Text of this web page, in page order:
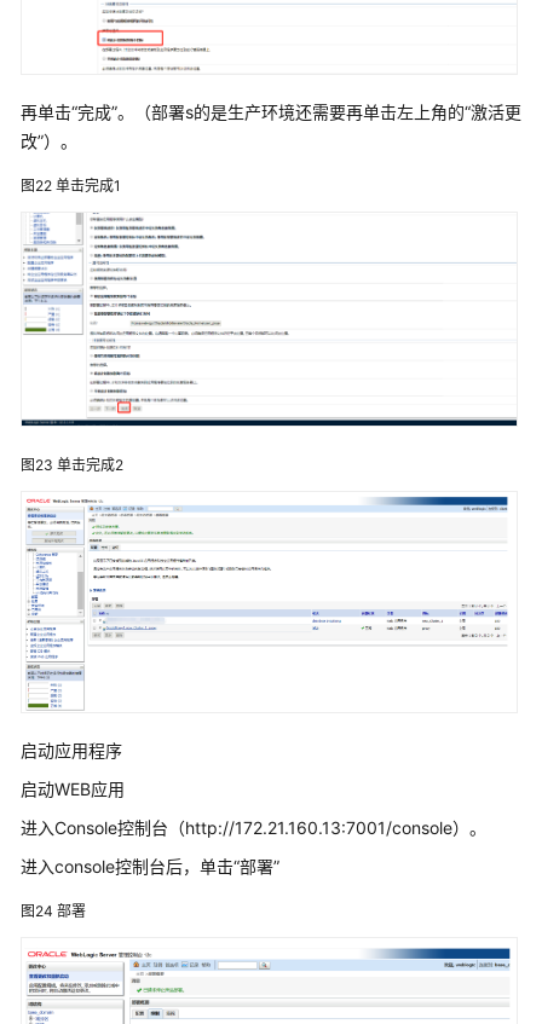
中
部
署
宇
中
部
署
ABI
上
部
ABI
K8S
上
部
署
ABI
化
产
集
署
（单
redis
再单击“完成”。（部署s的是生产环境还需要再单击左上角的“激活更
改”）。
图22 单击完成1
图23 单击完成2
启动应用程序
启动WEB应用
进入Console控制台（http://172.21.160.13:7001/console）。
进入console控制台后，单击“部署”
图24 部署